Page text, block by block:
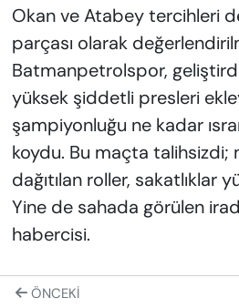
Okan ve Atabey tercihleri
parçası olarak
Batmanpetrolspor,
yüksek şiddetli presleri
şampiyonluğu ne kadar
koydu. Bu maçta talihsizdi;
dağıtılan roller, sakatlıklar
Yine de sahada görülen
habercisi.
ÖNCEKI